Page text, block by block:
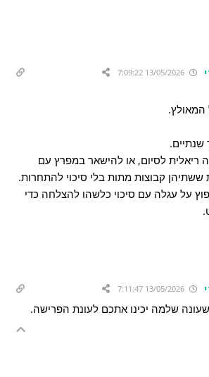
שנתיים.
ריאלית לסיום, או להישאר במפרץ עם
קבוצות מתות בלי סיכוי להתחרות.
על עגלה עם סיכוי כלשהו להצלחה כדי
שלמה יכינו אתכם לעונת הפרישה.